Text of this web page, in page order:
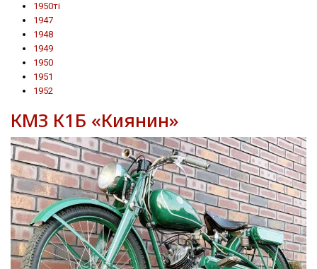
1950ті
1947
1948
1949
1950
1951
1952
КМЗ К1Б «Киянин»